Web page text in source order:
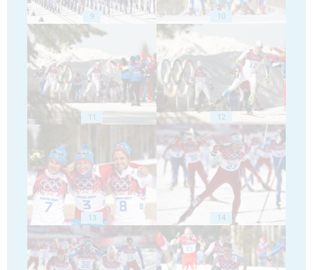
9 10
11 12
13 14